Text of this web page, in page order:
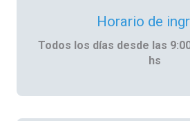
Horario de
Todos los días desde las
hs